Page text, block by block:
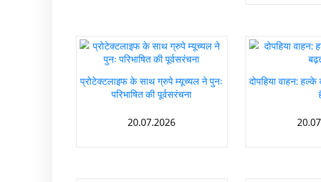
प्रोटेक्टलाइफ के साथ ग्रुपे म्यूच्यल ने पुनः
परिभाषित की पूर्वसरंचना
20.07.2026
दोपहिया वाहन: